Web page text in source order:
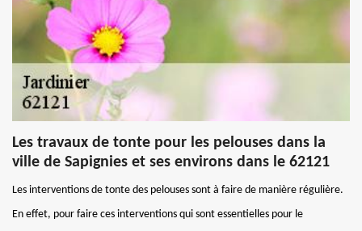
Les travaux de tonte pour les pelouses dans la
ville de Sapignies et ses environs dans le 62121
Les interventions de tonte des pelouses sont à faire de manière régulière.
En effet, pour faire ces interventions qui sont essentielles pour le